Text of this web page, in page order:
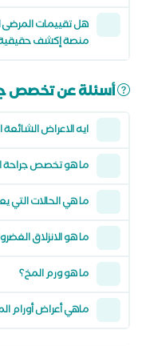
هل تقييمات المرضى
منصة إكشف
أسئلة عن تخصص
ايه الاعراض
ما هو تخصص جراحة
ما هي الحالات التي
ما هو الانزلاق
ما هو ورم المخ؟
ماهي أعراض أورام